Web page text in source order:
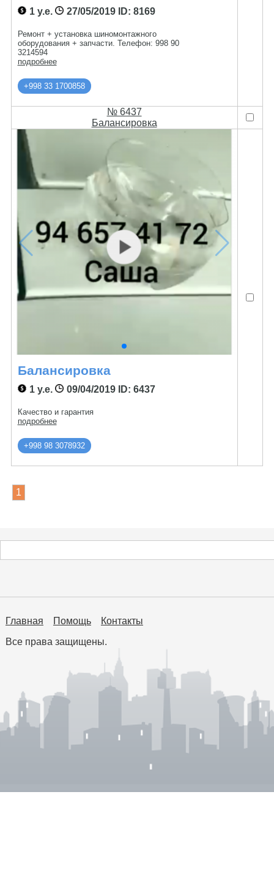
1 у.е. 27/05/2019ID: 8169
Ремонт + установка шиномонтажного
оборудования + запчасти. Телефон: 998 90
3214594
подробнее
+998 33 1700858
№ 6437
Балансировка
Балансировка
1 у.е. 09/04/2019ID: 6437
Качество и гарантия
подробнее
+998 98 3078932
1
Главная Помощь
Контакты
Все права защищены.